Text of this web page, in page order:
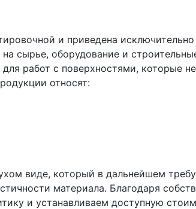
и приведена
сырье, оборудование и
работ с поверхностями, которые
относят:
виде, который в дальнейшем
материала. Благодаря
и устанавливаем доступную